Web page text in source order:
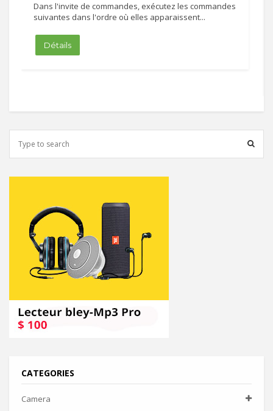
Dans l'invite de commandes, exécutez les commandes
suivantes dans l'ordre où elles apparaissent...
Détails
CATEGORIES
Camera